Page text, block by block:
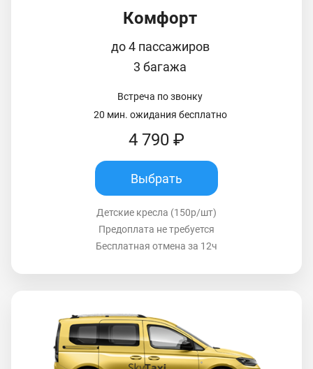
Комфорт
до 4 пассажиров
3 багажа
Встреча по звонку
20 мин. ожидания бесплатно
4 790 ₽
Выбрать
Детские кресла (150р/шт)
Предоплата не требуется
Бесплатная отмена за 12ч